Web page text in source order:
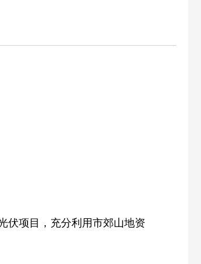
伏项目，充分利用市郊山地资